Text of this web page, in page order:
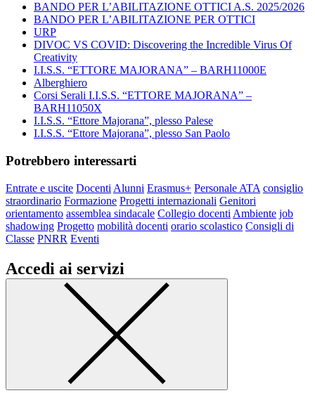
BANDO PER L’ABILITAZIONE OTTICI A.S. 2025/2026
BANDO PER L’ABILITAZIONE PER OTTICI
URP
DIVOC VS COVID: Discovering the Incredible Virus Of
Creativity
I.I.S.S. “ETTORE MAJORANA” – BARH11000E
Alberghiero
Corsi Serali I.I.S.S. “ETTORE MAJORANA” –
BARH11050X
I.I.S.S. “Ettore Majorana”, plesso Palese
I.I.S.S. “Ettore Majorana”, plesso San Paolo
Potrebbero interessarti
Entrate e uscite Docenti Alunni Erasmus+ Personale ATA consiglio
straordinario Formazione Progetti internazionali Genitori
orientamento assemblea sindacale Collegio docenti Ambiente job
shadowing Progetto mobilità docenti orario scolastico Consigli di
Classe PNRR Eventi
Accedi ai servizi